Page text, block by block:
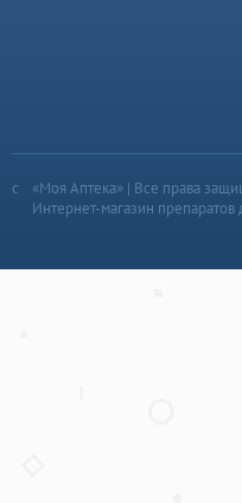
«Моя Аптека» | Все права
Интернет-магазин